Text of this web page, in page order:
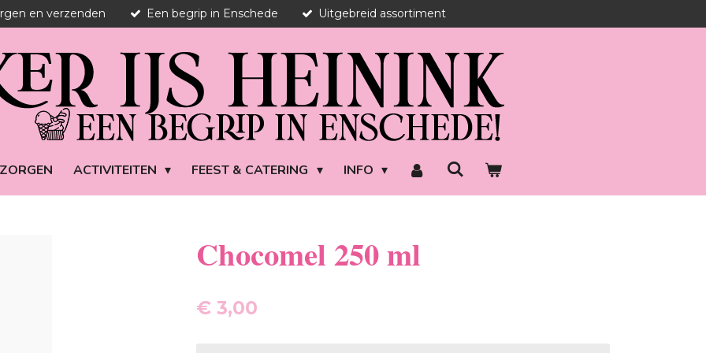
en verzenden Een begrip in Enschede Uitgebreid assortiment
ACTIVITEITEN FEEST & CATERING INFO
Chocomel 250 ml
€ 3,00